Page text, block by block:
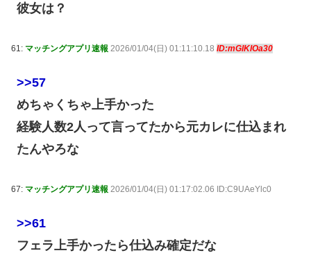
彼女は？
61: マッチングアプリ速報 2026/01/04(日) 01:11:10.18 ID:mGlKlOa30
>>57
めちゃくちゃ上手かった
経験人数2人って言ってたから元カレに仕込まれ
たんやろな
67: マッチングアプリ速報 2026/01/04(日) 01:17:02.06 ID:C9UAeYlc0
>>61
フェラ上手かったら仕込み確定だな